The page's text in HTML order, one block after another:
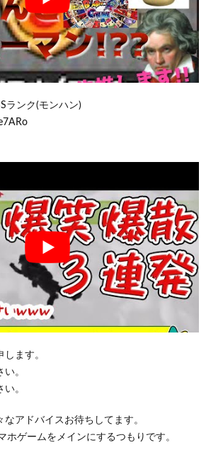
ランク(モンハン)
ます。
。
。
アドバイスお待ちしてます。
ホゲームをメインにするつもりです。